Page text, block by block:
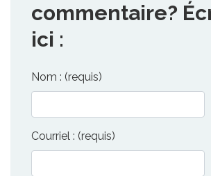
commentaire?
ici :
Nom : (requis)
Courriel : (requis)